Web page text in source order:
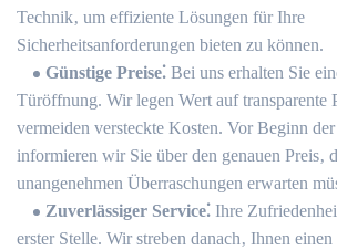
Technik‚ um effiziente Lösungen für Ihre
Sicherheitsanforderungen bieten zu können.​
Günstige Preise⁚ Bei uns erhalten Sie
Türöffnung.​ Wir legen Wert auf transparente
vermeiden versteckte Kosten. Vor Beginn
informieren wir Sie über den genauen Preis‚
unangenehmen Überraschungen erwarten
Zuverlässiger Service⁚ Ihre
erster Stelle.​ Wir streben danach‚ Ihnen